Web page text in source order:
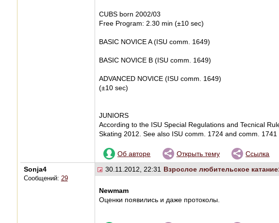
CUBS born 2002/03
Free Program: 2.30 min (±10 sec)
BASIC NOVICE A (ISU comm. 1649)
BASIC NOVICE B (ISU comm. 1649)
ADVANCED NOVICE (ISU comm. 1649)
(±10 sec)
JUNIORS
According to the ISU Special Regulations and Tecnical
Skating 2012. See also ISU comm. 1724 and comm. 1741
Об авторе Открыть тему Ссылка
Sonja4
Сообщений: 29
30.11.2012, 22:31 Взрослое любительское
Newmam
Оценки появились и даже протоколы.